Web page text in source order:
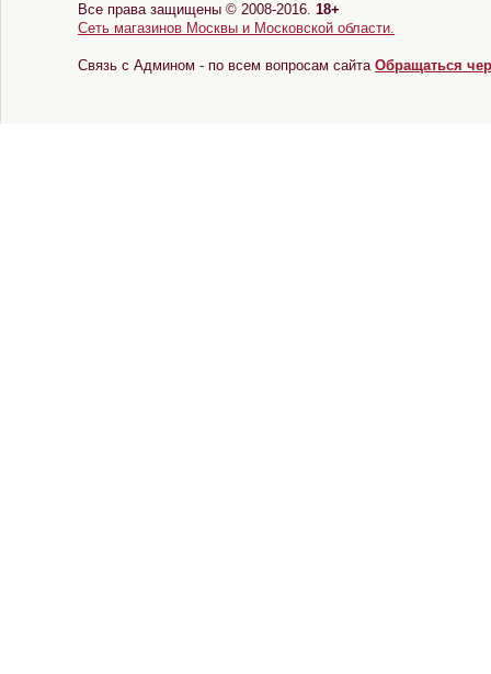
Все права защищены © 2008-2016. 18+
Сеть магазинов Москвы и Московской области.
Связь с Админом - по всем вопросам сайта Обращаться